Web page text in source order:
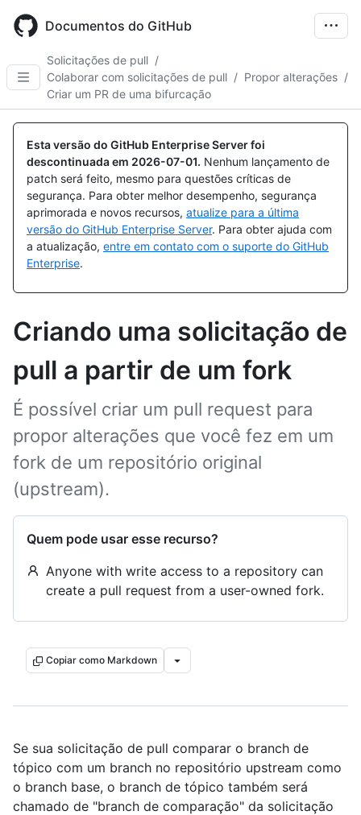
main
Documentos do GitHub
Solicitações de pull /
Colaborar com solicitações de pull / Propor alterações /
Criar um PR de uma bifurcação
Esta versão do GitHub Enterprise Server foi
descontinuada em 2026-07-01. Nenhum lançamento de
patch será feito, mesmo para questões críticas de
segurança. Para obter melhor desempenho, segurança
aprimorada e novos recursos, atualize para a última
versão do GitHub Enterprise Server. Para obter ajuda com
a atualização, entre em contato com o suporte do GitHub
Enterprise.
Criando uma solicitação de
pull a partir de um fork
É possível criar um pull request para
propor alterações que você fez em um
fork de um repositório original
(upstream).
Quem pode usar esse recurso?
Anyone with write access to a repository can
create a pull request from a user-owned fork.
Copiar como Markdown
Se sua solicitação de pull comparar o branch de
tópico com um branch no repositório upstream como
o branch base, o branch de tópico também será
chamado de "branch de comparação" da solicitação